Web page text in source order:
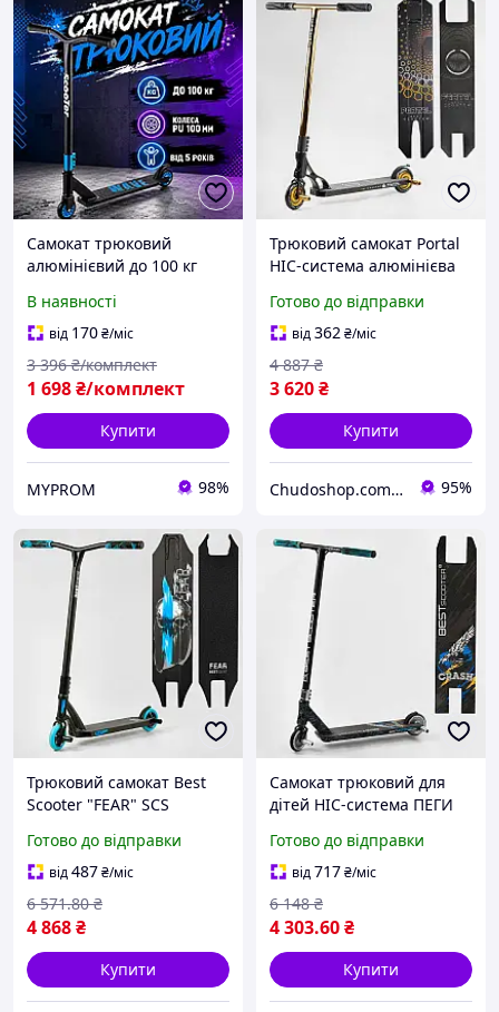
Самокат трюковий
алюмінієвий до 100 кг
Самокат для катання та
трюків Міцний самокат
для новачків Блакитний
В наявності
від 170₴/міс
1 698₴/комплект
3 396 ₴/комплект
Купити
MYPROM 98%
Трюковий самокат Portal
HIC-система алюмінієва
для трюків максимальне
навантаження 100 кг
Готово до відправки
від362₴/міс
3 620₴
4 887 ₴
Купити
Chudoshop.com.ua 95%
Трюковий самокат Best
Scooter "FEAR" SCS
колеса PU 115мм для
трюків та активного
відпочинку
Готово до відправки
від487₴/міс
4 868₴
6 571.80 ₴
Купити
Самокат трюковий для
дітей HIC-система ПЕГИ
алюмінієвий диск
ширина руля 57 см
Готово до відправки
від717₴/міс
4 303.60₴
6 148 ₴
Купити